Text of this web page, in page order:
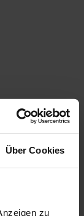
Über Cookies
zu